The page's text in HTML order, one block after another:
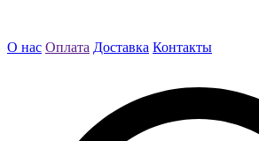
О нас Оплата Доставка Контакты